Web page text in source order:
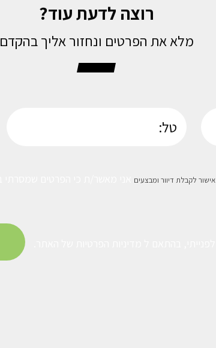
רוצה לדעת עוד?
מלא את הפרטים ונחזור אליך בהקדם
אישור לקבלת דיוור ומבצעים